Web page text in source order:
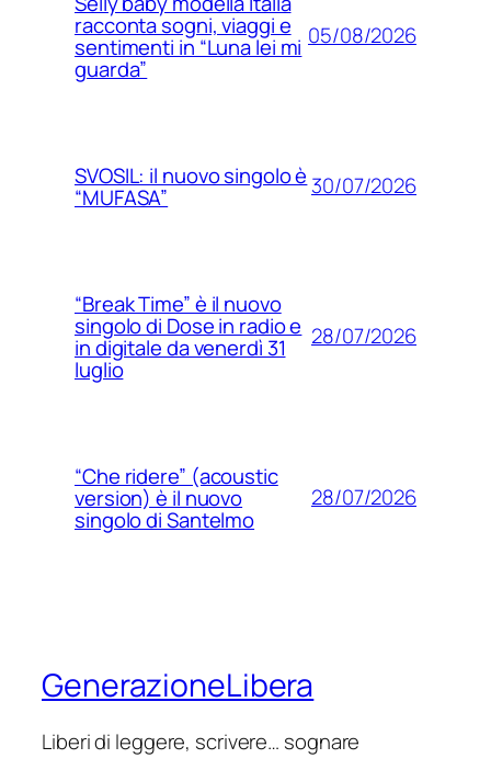
racconta sogni, viaggi e
sentimenti in “Luna lei mi
guarda”
05/08/2026
SVOSIL: il nuovo singolo è
“MUFASA” 30/07/2026
“Break Time” è il nuovo
singolo di Dose in radio e
in digitale da venerdì 31
luglio
28/07/2026
“Che ridere” (acoustic
version) è il nuovo
singolo di Santelmo
28/07/2026
GenerazioneLibera
Liberi di leggere, scrivere… sognare